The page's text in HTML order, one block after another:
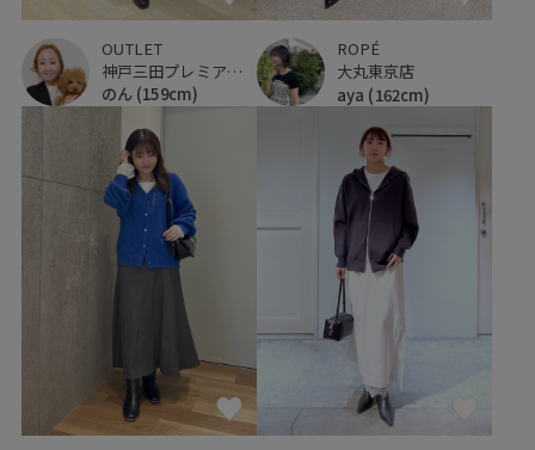
OUTLET
神戸三田プレミアム・アウトレット
のん (159cm)
ROPÉ
大丸東京店
aya (162cm)